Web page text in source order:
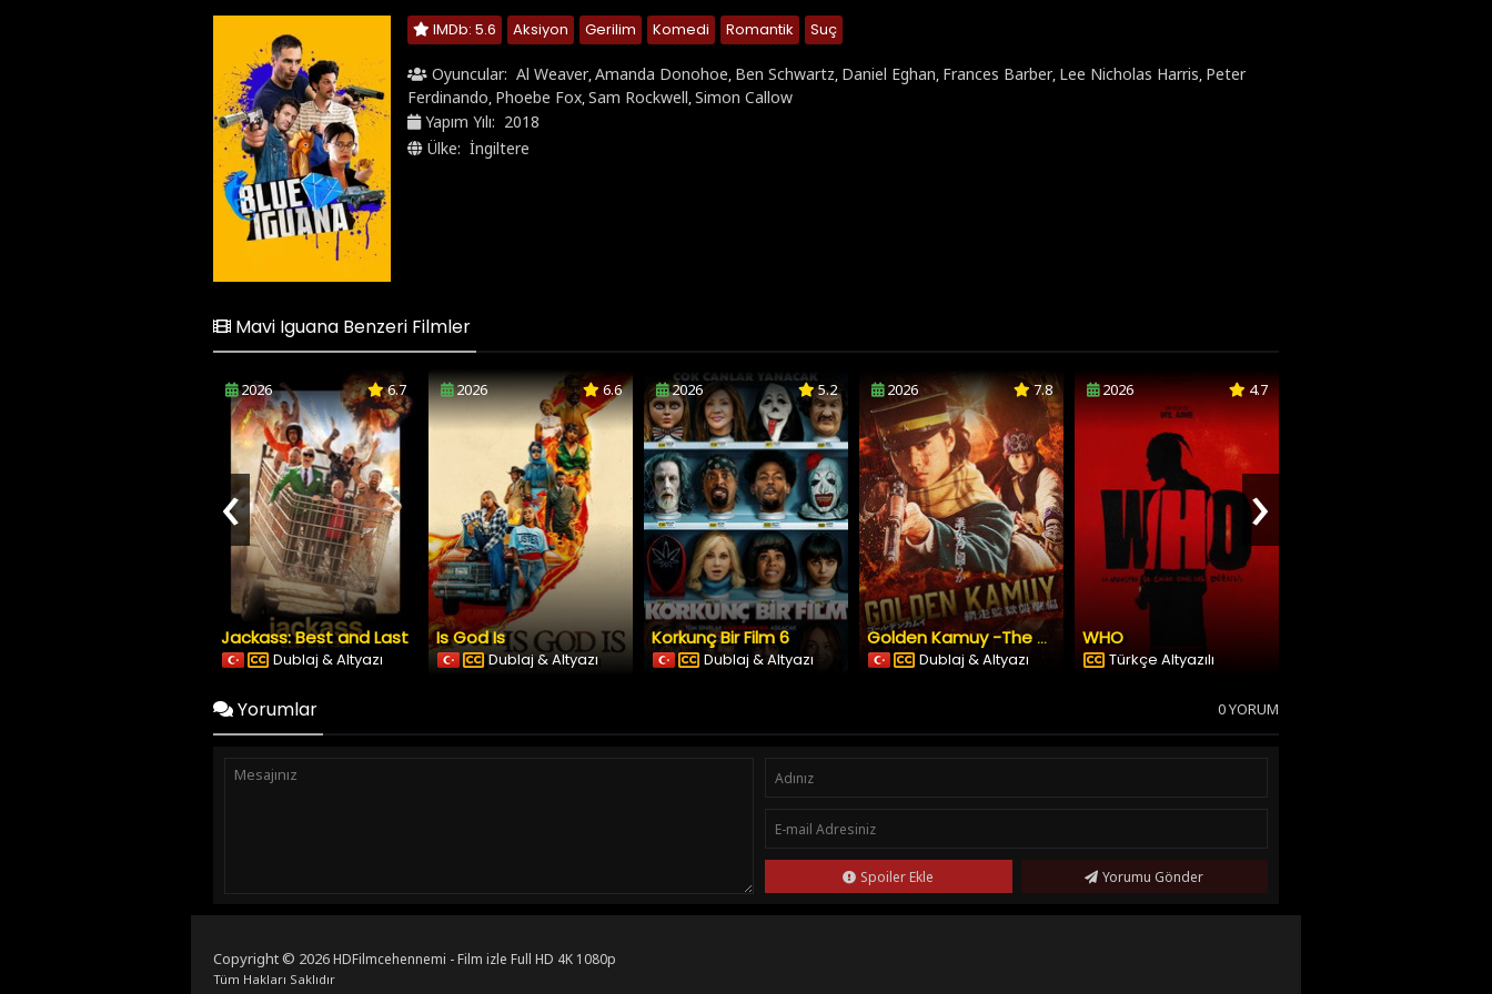
IMDb: 5.6 Aksiyon Gerilim Komedi Romantik Suç
Oyuncular: Al Weaver,Amanda Donohoe, Ben Schwartz, Daniel Eghan, Frances Barber, Lee Nicholas Harris, Peter
Ferdinando, Phoebe Fox,Sam Rockwell,Simon Callow
Yapım Yılı: 2018
Ülke: İngiltere
Mavi Iguana Benzeri Filmler
2026 6.7
Jackass: Best and Last
Dublaj & Altyazı
2026 6.6
Is God Is
Dublaj & Altyazı
2026 5.2
Korkunç Bir Film 6
Dublaj & Altyazı
2026 7.8
Golden Kamuy -The Abashiri Prison Raid
Dublaj & Altyazı
2026 4.7
WHO
Türkçe Altyazılı
‹ ›
Yorumlar 0 YORUM
Spoiler Ekle Yorumu Gönder
Copyright © 2026HDFilmcehennemi - Film izle Full HD 4K 1080p
Tüm Hakları Saklıdır